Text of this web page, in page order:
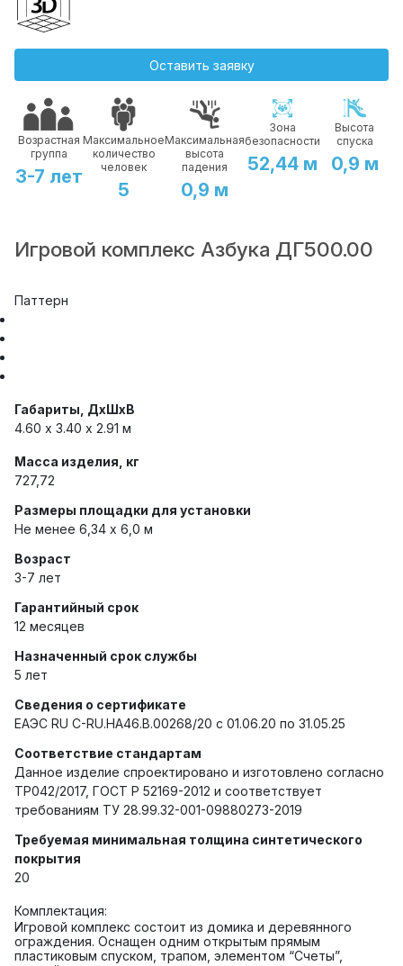
Оставить заявку
Возрастная
группа
3-7 лет
Максимальное
количество
человек
5
Максимальная
высота
падения
0,9 м
Зона
безопасности
52,44 м
Высота
спуска
0,9 м
Игровой комплекс Азбука ДГ500.00
Паттерн
Габариты, ДхШхВ
4.60 х 3.40 x 2.91 м
Масса изделия, кг
727,72
Размеры площадки для установки
Не менее 6,34 х 6,0 м
Возраст
3-7 лет
Гарантийный срок
12 месяцев
Назначенный срок службы
5 лет
Сведения о сертификате
ЕАЭС RU C-RU.HA46.B.00268/20 с 01.06.20 по 31.05.25
Соответствие стандартам
Данное изделие спроектировано и изготовлено согласно
ТР042/2017, ГОСТ Р 52169-2012 и соответствует
требованиям ТУ 28.99.32-001-09880273-2019
Требуемая минимальная толщина синтетического
покрытия
20
Комплектация:
Игровой комплекс состоит из домика и деревянного
ограждения. Оснащен одним открытым прямым
пластиковым спуском, трапом, элементом “Счеты”,